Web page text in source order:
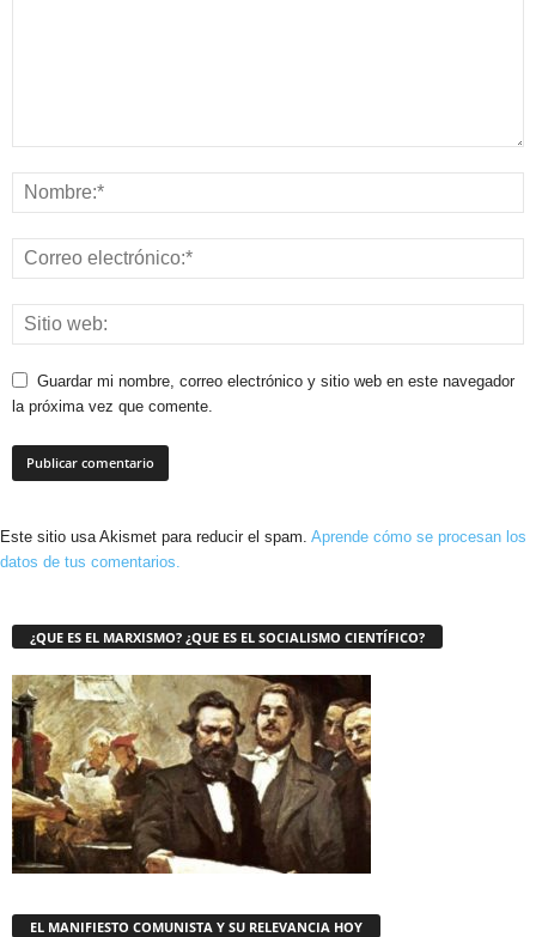
Guardar mi nombre, correo electrónico y sitio web en este navegador
la próxima vez que comente.
Este sitio usa Akismet para reducir el spam. Aprende cómo se procesan los
datos de tus comentarios.
¿QUE ES EL MARXISMO? ¿QUE ES EL SOCIALISMO CIENTÍFICO?
EL MANIFIESTO COMUNISTA Y SU RELEVANCIA HOY